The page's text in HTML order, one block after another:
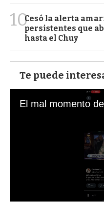
10Cesó la alerta
persistentes que
hasta el Chuy
Te puede